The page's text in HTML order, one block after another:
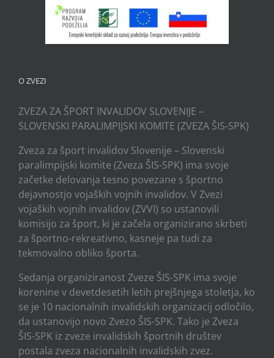
O ZVEZI
ZVEZA ZA ŠPORT INVALIDOV SLOVENIJE –
SLOVENSKI PARALIMPIJSKI KOMITE (ZVEZA ŠIS-SPK)
Zveza za šport invalidov Slovenije – Slovenski
paralimpijski komite (Zveza ŠIS-SPK) ima svoje
začetke delovanja tesno povezane s športno
dejavnostjo vojaških vojnih invalidov. V Zvezi
vojaških vojnih invalidov (ZVVI) so ustanovili
komisijo za šport, ki je začela organizirano skrbeti
za športno-rekreativno, kasneje pa tudi za
tekmovalno obliko športa.
Sedanja organiziranost Zveze ŠIS-SPK ima svoje
korenine v devetdesetih letih prejšnjega stoletja, ko
se je 10 nacionalnih invalidskih organizacij odločilo,
da ustanovijo novo Zvezo ŠIS-SPK. Tako je Zveza
ŠIS-SPK iz zveze invalidskih športnih društev
postala zveza nacionalnih invalidskih zvez.